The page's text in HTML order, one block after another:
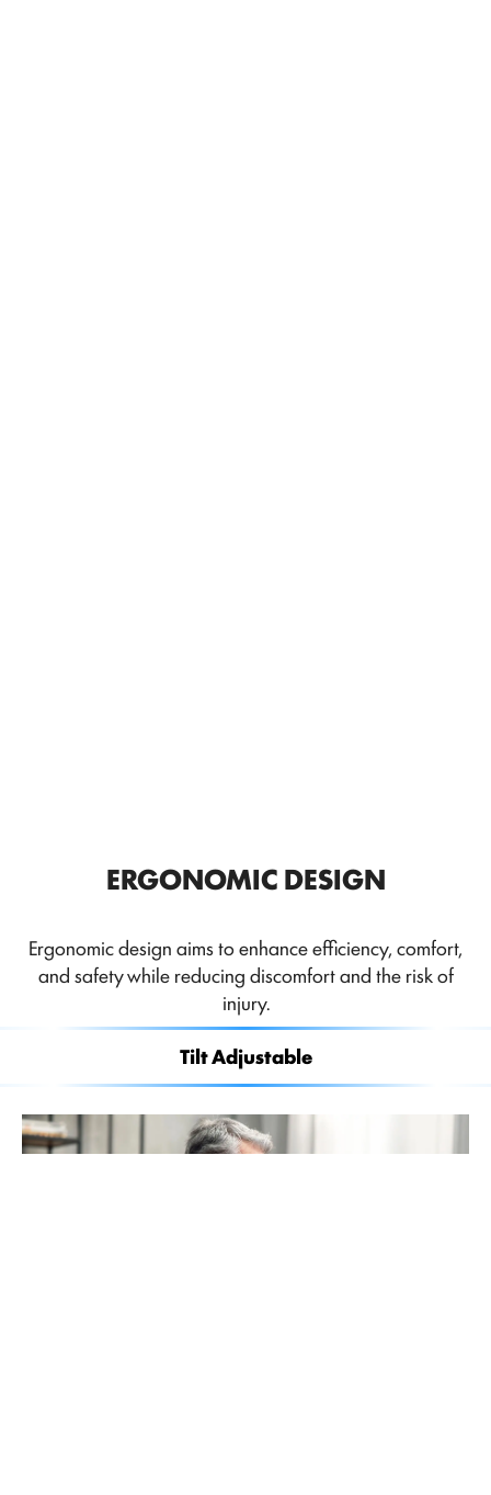
ERGONOMIC DESIGN
Ergonomic design aims to enhance efficiency, comfort,
and safety while reducing discomfort and the risk of
injury.
Tilt Adjustable